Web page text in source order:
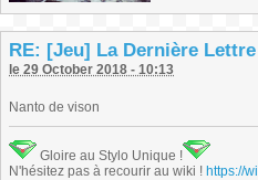
RE: [Jeu] La Dernière Lettre
le 29 October 2018 - 10:13
Nanto de vison
Gloire au Stylo Unique !
N'hésitez pas à recourir au wiki ! https://